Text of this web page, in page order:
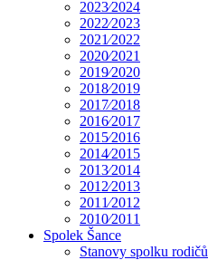
2023⁄2024
2022⁄2023
2021⁄2022
2020⁄2021
2019⁄2020
2018⁄2019
2017⁄2018
2016⁄2017
2015⁄2016
2014⁄2015
2013⁄2014
2012⁄2013
2011⁄2012
2010⁄2011
Spolek Šance
Stanovy spolku rodičů